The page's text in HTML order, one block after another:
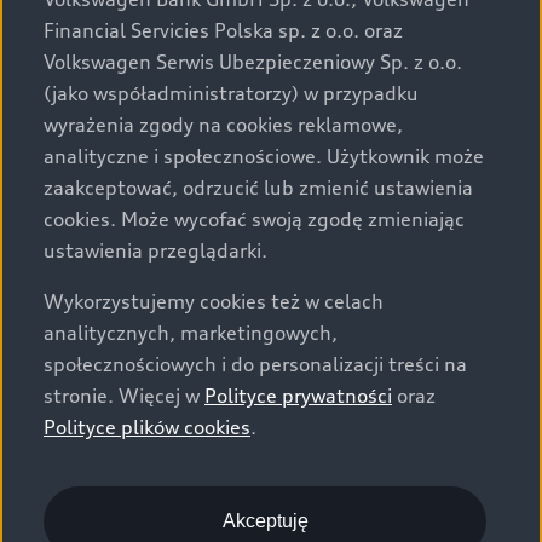
za dopłatą. Wiążące ustalenie ceny, wyposażenia i
specyfikacji pojazdu następują w umowie sprzedaży, a
określenie parametrów technicznych zawiera
świadectwo homologacji typu pojazdu. Zastrzegamy
sobie prawo do zmian i pomyłek. Wszelkie informacje
prezentowane na stronie są aktualne na dzień ich
zamieszczania. W celu uzyskania najnowszych
informacji prosimy kontaktować się z Partnerem Marki
Audi.
Wszystkie produkowane obecnie samochody marki Audi
są wykonywane z materiałów spełniających pod
względem możliwości odzysku i recyklingu wymagania
określone w normie ISO 22628 i są zgodne z
europejskimi świadectwami homologacji wydanymi wg
o.o. podlega obowiązkowi zapewnienia wszystkim
użytkownikom samochodów marki Volkswagen sieci
Financial Servicies Polska sp. z o.o. oraz
Volkswagen Serwis Ubezpieczeniowy Sp. z o.o.
(jako współadministratorzy) w przypadku
wyrażenia zgody na cookies reklamowe,
analityczne i społecznościowe. Użytkownik może
zaakceptować, odrzucić lub zmienić ustawienia
cookies. Może wycofać swoją zgodę zmieniając
ustawienia przeglądarki.
Wykorzystujemy cookies też w celach
analitycznych, marketingowych,
społecznościowych i do personalizacji treści na
stronie. Więcej w Polityce prywatności oraz
Polityce plików cookies.
Akceptuję